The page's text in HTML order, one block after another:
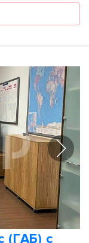
(ГАБ) с